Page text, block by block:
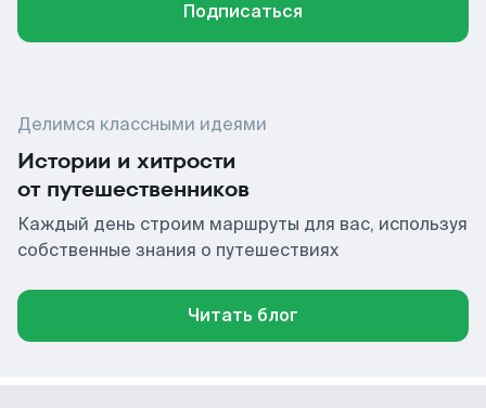
Подписаться
Делимся классными идеями
Истории и хитрости
от путешественников
Каждый день строим маршруты для вас, используя
собственные знания о путешествиях
Читать блог